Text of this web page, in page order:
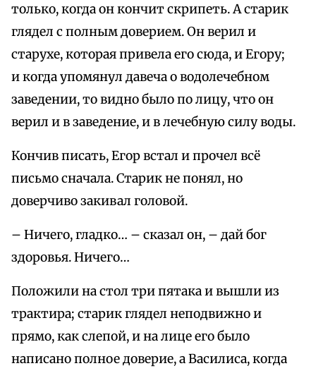
только, когда он кончит скрипеть. А старик
глядел с полным доверием. Он верил и
старухе, которая привела его сюда, и Егору;
и когда упомянул давеча о водолечебном
заведении, то видно было по лицу, что он
верил и в заведение, и в лечебную силу воды.
Кончив писать, Егор встал и прочел всё
письмо сначала. Старик не понял, но
доверчиво закивал головой.
– Ничего, гладко… – сказал он, – дай бог
здоровья. Ничего…
Положили на стол три пятака и вышли из
трактира; старик глядел неподвижно и
прямо, как слепой, и на лице его было
написано полное доверие, а Василиса, когда